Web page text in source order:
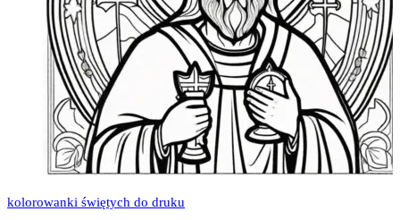
kolorowanki świętych do druku